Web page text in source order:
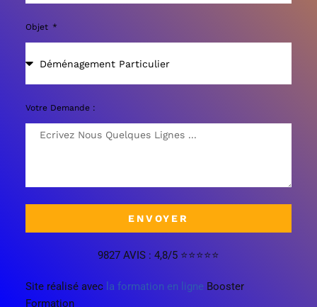
Objet
Votre Demande :
ENVOYER
9827 AVIS : 4,8/5 ⭐⭐⭐⭐⭐
Site réalisé avec la formation en ligne Booster
Formationgérer vos revenus